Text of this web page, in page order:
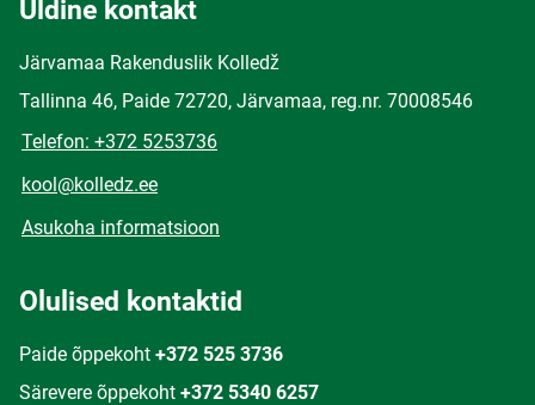
Üldine kontakt
Järvamaa Rakenduslik Kolledž
Tallinna 46, Paide 72720, Järvamaa, reg.nr. 70008546
Telefon: +372 5253736
kool@kolledz.ee
Asukoha informatsioon
Olulised kontaktid
Paide õppekoht +372 525 3736
Särevere õppekoht +372 5340 6257